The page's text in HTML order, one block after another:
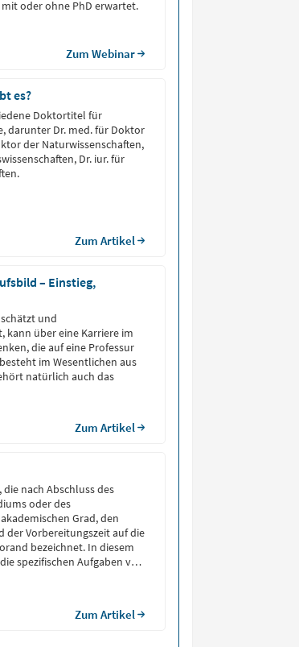
oder ohne PhD erwartet.
Zum Webinar
es?
Doktortitel für
darunter Dr. med. für Doktor
der Naturwissenschaften,
Dr. iur. für
Zum Artikel
– Einstieg,
und
kann über eine Karriere im
die auf eine Professur
im Wesentlichen aus
natürlich auch das
Zum Artikel
nach Abschluss des
oder des
Grad, den
der Vorbereitungszeit auf die
bezeichnet. In diesem
spezifischen Aufgaben von
Zum Artikel